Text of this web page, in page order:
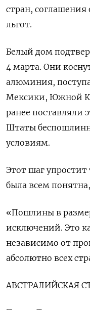
стран, соглашения
льгот.
Белый дом
4 марта. Они
алюминия,
Мексики, Южной
ранее поставляли
Штаты
условиям.
Этот шаг
была всем
«Пошлины в
исключений. Это
независимо от
абсолютно всех
АВСТРАЛИЙСКАЯ